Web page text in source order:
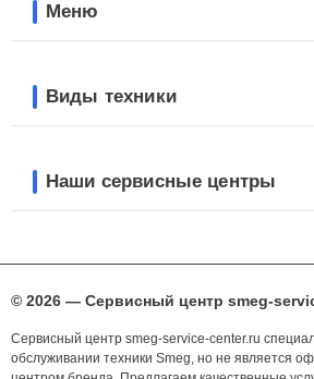
Меню
Виды техники
Наши сервисные центры
© 2026 — Сервисный центр smeg-
Сервисный центр smeg-service-center.ru
обслуживании техники Smeg, но не является